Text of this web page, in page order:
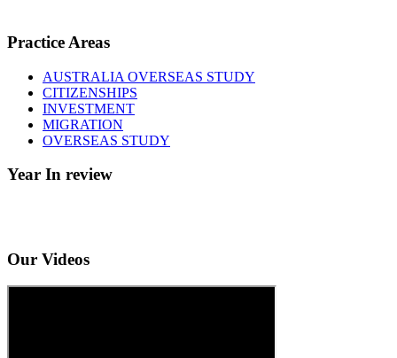
Practice Areas
AUSTRALIA OVERSEAS STUDY
CITIZENSHIPS
INVESTMENT
MIGRATION
OVERSEAS STUDY
Year In review
Our Videos